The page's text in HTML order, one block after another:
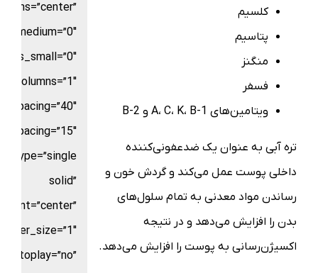
کلسیم
پتاسیم
منگنز
فسفر
ویتامین‌های A، C، K، B-1 و B-2
تره آبی به عنوان یک ضدعفونی‌کننده
داخلی پوست عمل می‌کند و گردش خون و
رساندن مواد معدنی به تمام سلول‌های
بدن را افزایش می‌دهد و در نتیجه
اکسیژن‌رسانی به پوست را افزایش می‌دهد.
columns=”1″
solid”
autoplay=”no”